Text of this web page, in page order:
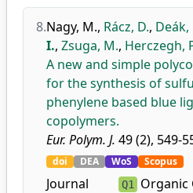
8.Nagy, M., Rácz, D., Deák,
I., Zsuga, M., Herczegh,
A new and simple
for the synthesis of
phenylene based blue
copolymers.
Eur. Polym. J. 49 (2), 549-
doi DEA WoS Scopus
Journal
Q1 Organic